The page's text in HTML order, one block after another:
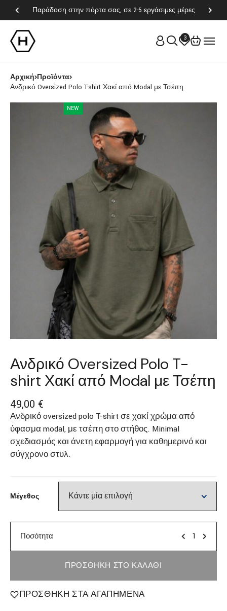
Παράδοση στην πόρτα σας, σε 2-5 εργάσιμες μέρες
3
Αρχική Προϊόντα
Ανδρικό Oversized Polo T-shirt Χακί από Modal με Τσέπη
NEW
Ανδρικό Oversized Polo T-
shirt Χακί από Modal με Τσέπη
49,00 €
Ανδρικό oversized polo T-shirt σε χακί χρώμα από
ύφασμα modal, με τσέπη στο στήθος. Minimal
σχεδιασμός και άνετη εφαρμογή για καθημερινό και
σύγχρονο στυλ.
Μέγεθος
Ποσότητα
ΠΡΟΣΘΉΚΗ ΣΤΟ ΚΑΛΆΘΙ
ΠΡΟΣΘΉΚΗ ΣΤΑ ΑΓΑΠΗΜΈΝΑ